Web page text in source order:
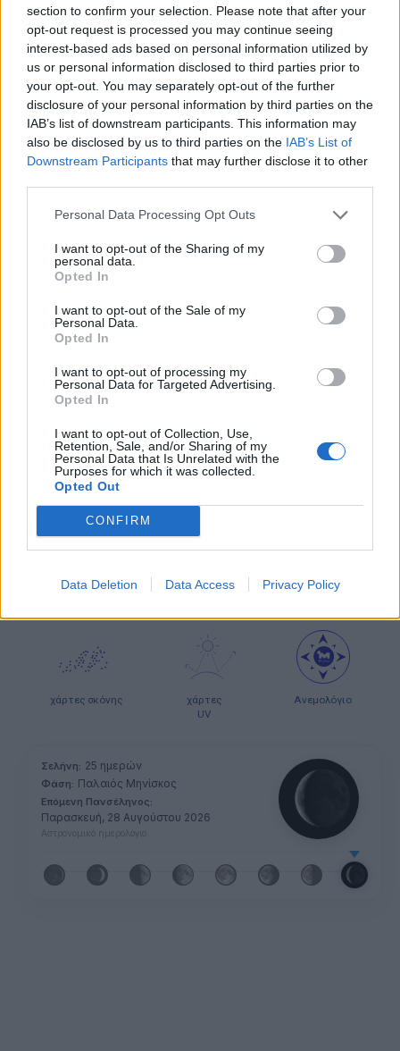
section to confirm your selection. Please note that after your
opt-out request is processed you may continue seeing
interest-based ads based on personal information utilized by
us or personal information disclosed to third parties prior to
your opt-out. You may separately opt-out of the further
disclosure of your personal information by third parties on the
IAB’s list of downstream participants. This information may
also be disclosed by us to third parties on the IAB’s List of
Downstream Participants that may further disclose it to other
Personal Data Processing Opt Outs
I want to opt-out of the Sharing of my
personal data.
Opted In
I want to opt-out of the Sale of my
Personal Data.
Opted In
I want to opt-out of processing my
Personal Data for Targeted Advertising.
Opted In
I want to opt-out of Collection, Use,
Retention, Sale, and/or Sharing of my
Personal Data that Is Unrelated with the
Purposes for which it was collected.
Opted Out
CONFIRM
Data Deletion Data Access Privacy Policy
Το έργο χρηματοδοτήθηκε από το Ελληνικό Ίδρυμα Έρευνας
και Καινοτομίας (ΕΛΙΔΕΚ) και από τη Γενική Γραμματεία
Έρευνας και Καινοτομίας (ΓΓΕΚ), με αρ. Σύμβασης Έργου 409.
Το έργο χρηματοδοτήθηκε στο πλαίσιο της Πράξης με τίτλο
«ΘΕΣΠΙΑ ΙΙ: ΘΕμελίωση Συνεργιστικών και ολοκληρωμένων
μεθοδολογιών και εργαλείων παρακολούθησης, διαχείρισης
και πρόγνωσης Περιβαλλοντικών παραμέτρων και πιέσεων»
και κωδικό MIS 5002517.
Ο ΚΑΙΡΟΣ ΤΩΡΑ (LIVE)
μετεωρολογικοί
σταθμοί
στην Ευρώπη
ΧΑΡΤΕΣ ΠΡΟΓΝΩΣΗΣ
ιστιοπλοϊκοί
χάρτες
χάρτης
χάρτες σκόνης
χάρτες
UV
Ανεμολόγιο
Σελήνη: 25 ημερών
Φάση: Παλαιός Μηνίσκος
Επόμενη Πανσέληνος:
Παρασκευή, 28 Αυγούστου 2026
Αστρονομικό ημερολόγιο